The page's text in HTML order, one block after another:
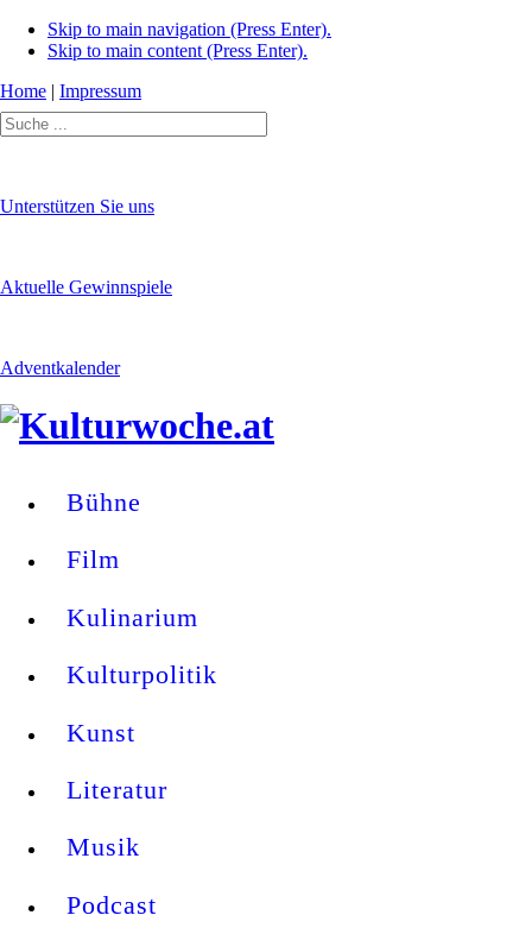
Skip to main navigation (Press Enter).
Skip to main content (Press Enter).
Home | Impressum
Unterstützen Sie uns
Aktuelle Gewinnspiele
Adventkalender
Bühne
Film
Kulinarium
Kulturpolitik
Kunst
Literatur
Musik
Podcast